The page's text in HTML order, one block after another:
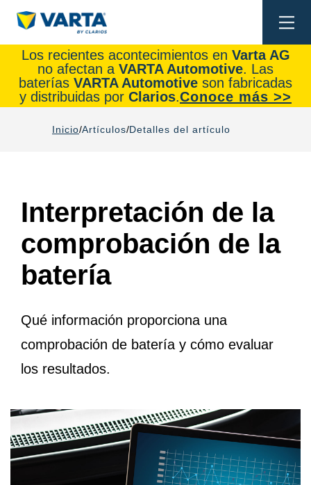
Los recientes acontecimientos en Varta AG
no afectan a VARTA Automotive. Las
baterías VARTA Automotive son fabricadas
y distribuidas por Clarios.Conoce más >>
Inicio Artículos Detalles del artículo
Interpretación de la
comprobación de la
batería
Qué información proporciona una
comprobación de batería y cómo evaluar
los resultados.